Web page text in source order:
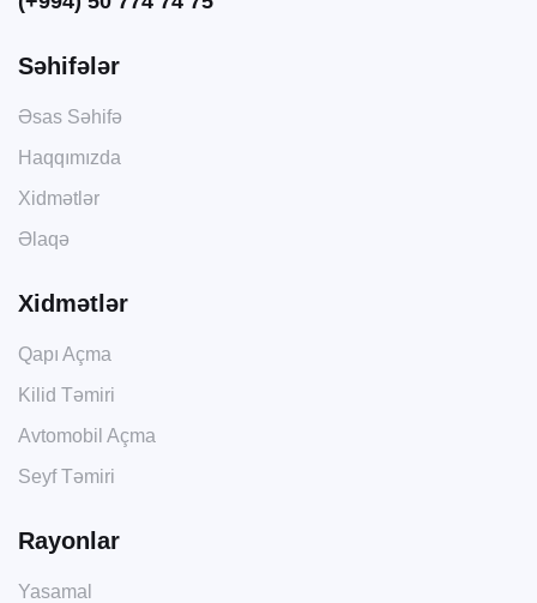
Səhifələr
Əsas Səhifə
Haqqımızda
Xidmətlər
Əlaqə
Xidmətlər
Qapı Açma
Kilid Təmiri
Avtomobil Açma
Seyf Təmiri
Rayonlar
Yasamal